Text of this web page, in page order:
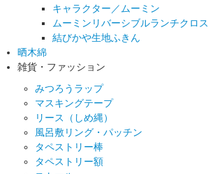
キャラクター／ムーミン
ムーミンリバーシブルランチクロス
結びかや生地ふきん
晒木綿
雑貨・ファッション
みつろうラップ
マスキングテープ
リース（しめ縄）
風呂敷リング・パッチン
タペストリー棒
タペストリー額